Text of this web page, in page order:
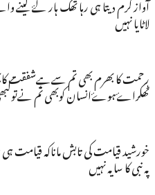
لاٹایا نہیں
رحمت کا بھرم بھی تم سےہےشفقت
ٹھکراۓہوۓانسان کوبھی تم نےتوکبھی
خورشید قیامت کی تابش ماناکہ قیامت
پہ نبی کا سایہ نہیں